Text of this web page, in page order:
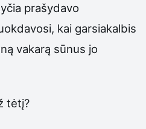
prašydavo
kai garsiakalbis
vakarą sūnus jo
tėtį?